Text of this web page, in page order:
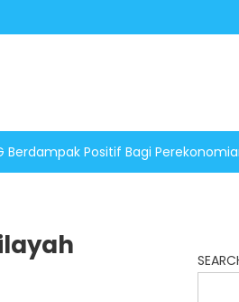
Berdampak Positif Bagi